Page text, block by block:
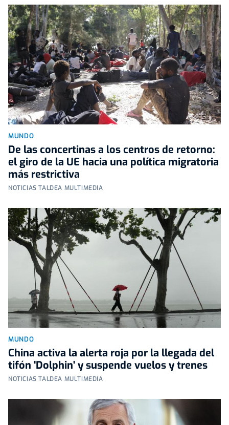
MUNDO
De las concertinas a los centros de retorno:
el giro de la UE hacia una política migratoria
más restrictiva
NOTICIAS TALDEA MULTIMEDIA
MUNDO
China activa la alerta roja por la llegada del
tifón 'Dolphin' y suspende vuelos y trenes
NOTICIAS TALDEA MULTIMEDIA